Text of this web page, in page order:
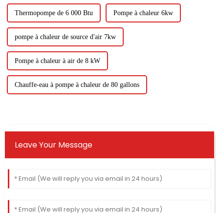
Thermopompe de 6 000 Btu Pompe à chaleur 6kw
pompe à chaleur de source d'air 7kw
Pompe à chaleur à air de 8 kW
Chauffe-eau à pompe à chaleur de 80 gallons
Leave Your Message